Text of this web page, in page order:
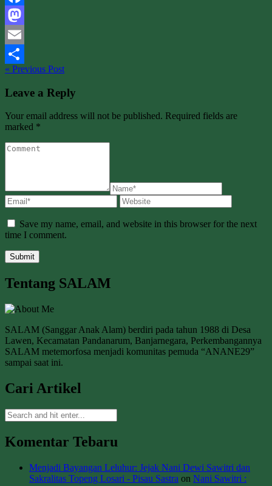
Facebook
Mastodon
Email
Share
« Previous Post
Leave a Reply
Your email address will not be published. Required fields are
marked *
Save my name, email, and website in this browser for the next
time I comment.
Tentang SALAM
SALAM (Sanggar Anak Alam) berdiri pada tahun 1988 di Desa
Lawen, Kecamatan Pandanarum, Banjarnegara, Perkembangannya
SALAM metemorfosa menjadi komunitas pemuda “ANANE29”
sampai saat ini.
Cari Artikel
Komentar Tebaru
Menjadi Bayangan Leluhur: Jejak Nani Dewi Sawitri dan
Sakralitas Topeng Losari - Pisau Sastra on Nani Sawitri :